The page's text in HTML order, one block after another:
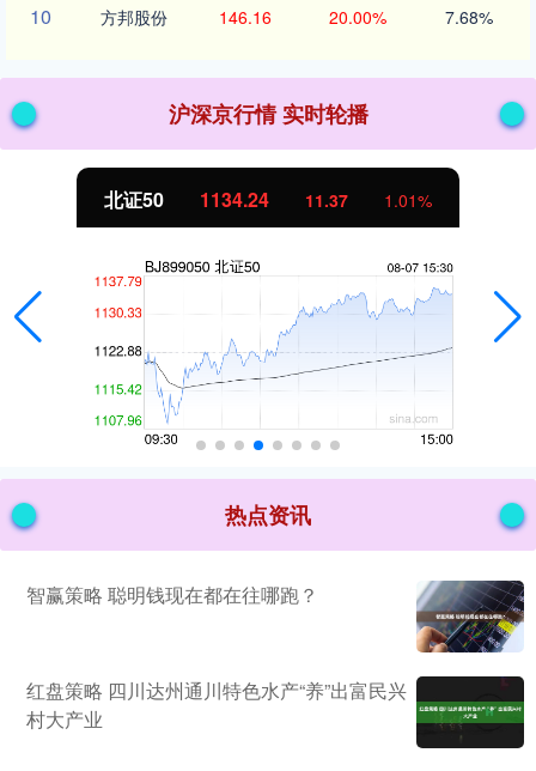
10 方邦股份 146.16 20.00% 7.68%
沪深京行情 实时轮播
北证50 1134.24 11.37 1.01%
热点资讯
智赢策略 聪明钱现在都在往哪跑？
红盘策略 四川达州通川特色水产“养”出富民兴
村大产业